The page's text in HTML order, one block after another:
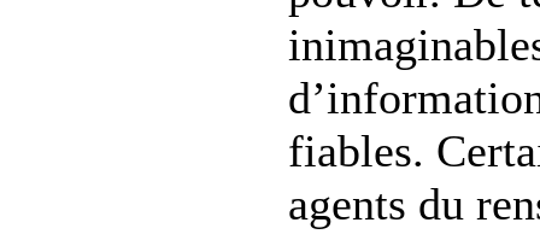
fiables.
agents du